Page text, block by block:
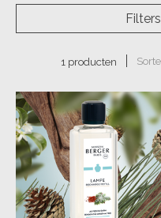
1 producten